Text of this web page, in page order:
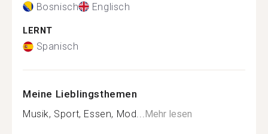
Bosnisch Englisch
LERNT
Spanisch
Meine Lieblingsthemen
Musik, Sport, Essen, Mod...Mehr lesen